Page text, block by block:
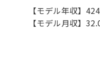
【モデル年収】
【モデル月収】